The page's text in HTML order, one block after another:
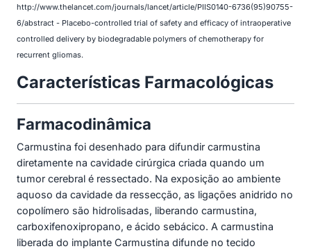
http://www.thelancet.com/journals/lancet/article/PIIS0140-6736(95)90755-
6/abstract - Placebo-controlled trial of safety and efficacy of intraoperative
controlled delivery by biodegradable polymers of chemotherapy for
recurrent gliomas.
Características Farmacológicas
Farmacodinâmica
Carmustina foi desenhado para difundir carmustina
diretamente na cavidade cirúrgica criada quando um
tumor cerebral é ressectado. Na exposição ao ambiente
aquoso da cavidade da ressecção, as ligações anidrido no
copolímero são hidrolisadas, liberando carmustina,
carboxifenoxipropano, e ácido sebácico. A carmustina
liberada do implante Carmustina difunde no tecido